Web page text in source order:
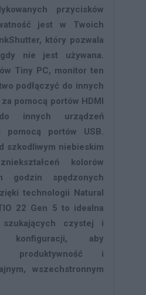
przycisków
jest w Twoich
który pozwala
nie jest używana.
Tiny PC, monitor ten
podłączyć do innych
pomocą portów HDMI
innych urządzeń
portów USB.
szkodliwym niebieskim
kolorów
godzin spędzonych
technologii Natural
22 Gen 5 to idealna
czystej i
konfiguracji, aby
produktywność i
wszechstronnym